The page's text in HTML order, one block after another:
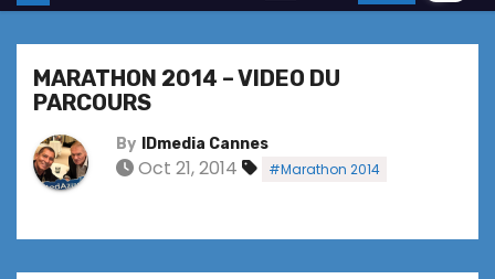
MARATHON 2014 – VIDEO DU
PARCOURS
By IDmedia Cannes
Oct 21, 2014 #Marathon 2014